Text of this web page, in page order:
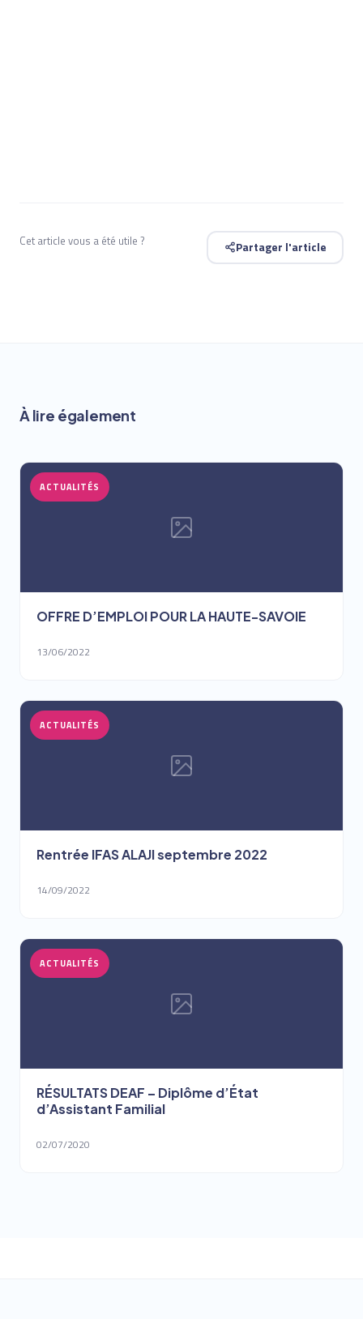
Cet article vous a été utile ? Partager l'article
À lire également
ACTUALITÉS
OFFRE D’EMPLOI POUR LA HAUTE-SAVOIE
13/06/2022
ACTUALITÉS
Rentrée IFAS ALAJI septembre 2022
14/09/2022
ACTUALITÉS
RÉSULTATS DEAF – Diplôme d’État
d’Assistant Familial
02/07/2020